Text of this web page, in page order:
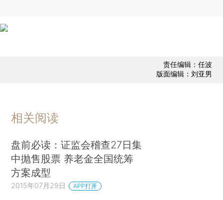
责任编辑：任波
版面编辑：刘亚男
相关阅读
盘前必读：证监会稽查27日集
中抛售股票 养老金全国统筹
方案成型
2015年07月29日 APP打开